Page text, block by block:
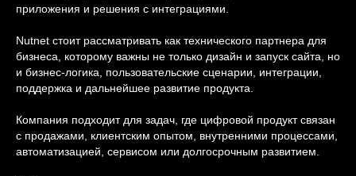
приложения и решения с интеграциями.
Nutnet стоит рассматривать как технического партнера для
бизнеса, которому важны не только дизайн и запуск сайта, но
и бизнес-логика, пользовательские сценарии, интеграции,
поддержка и дальнейшее развитие продукта.
Компания подходит для задач, где цифровой продукт связан
с продажами, клиентским опытом, внутренними процессами,
автоматизацией, сервисом или долгосрочным развитием.